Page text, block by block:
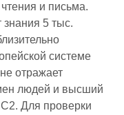
и письма.
5 тыс.
системе
отражает
людей и высший
Для проверки